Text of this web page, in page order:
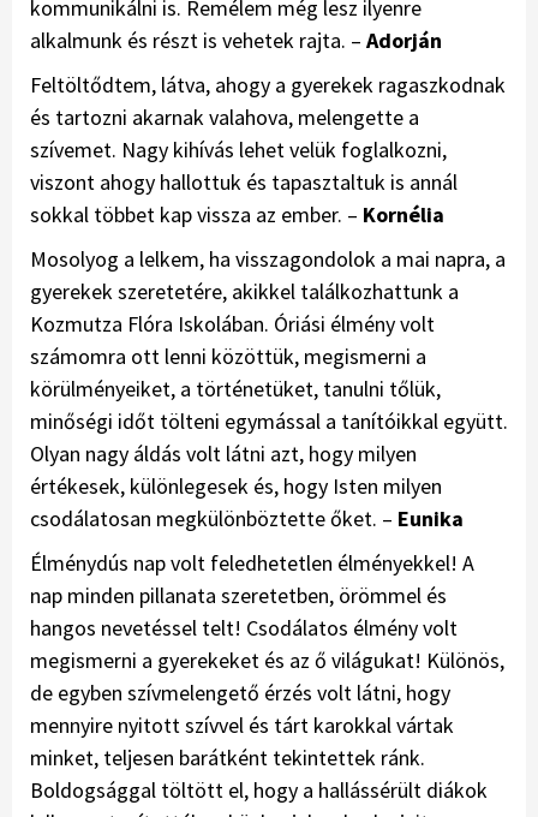
kommunikálni is. Remélem még lesz ilyenre
alkalmunk és részt is vehetek rajta. – Adorján
Feltöltődtem, látva, ahogy a gyerekek ragaszkodnak
és tartozni akarnak valahova, melengette a
szívemet. Nagy kihívás lehet velük foglalkozni,
viszont ahogy hallottuk és tapasztaltuk is annál
sokkal többet kap vissza az ember. – Kornélia
Mosolyog a lelkem, ha visszagondolok a mai napra, a
gyerekek szeretetére, akikkel találkozhattunk a
Kozmutza Flóra Iskolában. Óriási élmény volt
számomra ott lenni közöttük, megismerni a
körülményeiket, a történetüket, tanulni tőlük,
minőségi időt tölteni egymással a tanítóikkal együtt.
Olyan nagy áldás volt látni azt, hogy milyen
értékesek, különlegesek és, hogy Isten milyen
csodálatosan megkülönböztette őket. – Eunika
Élménydús nap volt feledhetetlen élményekkel! A
nap minden pillanata szeretetben, örömmel és
hangos nevetéssel telt! Csodálatos élmény volt
megismerni a gyerekeket és az ő világukat! Különös,
de egyben szívmelengető érzés volt látni, hogy
mennyire nyitott szívvel és tárt karokkal vártak
minket, teljesen barátként tekintettek ránk.
Boldogsággal töltött el, hogy a hallássérült diákok